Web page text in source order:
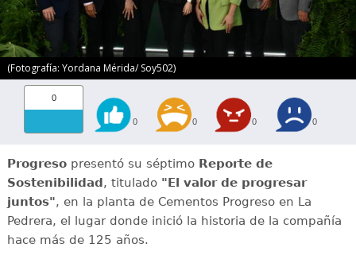
(Fotografía: Yordana Mérida/ Soy502)
0
0 0 0 0
Progresopresentó su séptimo Reporte de
Sostenibilidad, titulado "El valor de progresar
juntos", en la planta de Cementos Progreso en La
Pedrera, el lugar donde inició la historia de la compañía
hace más de 125 años.